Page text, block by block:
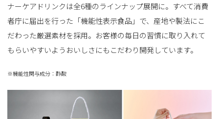
ナーケアドリンクは全6種のラインナップ展開に。すべて消費
者庁に届出を行った「機能性表示食品」で、産地や製法にこ
だわった厳選素材を採用。お客様の毎日の習慣に取り入れて
もらいやすいようおいしさにもこだわり開発しています。
※機能性関与成分：酢酸